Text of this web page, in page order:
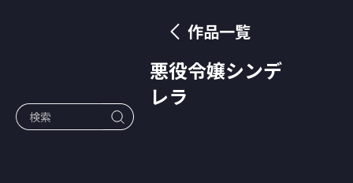
作品一覧
悪役令嬢シンデ
レラ